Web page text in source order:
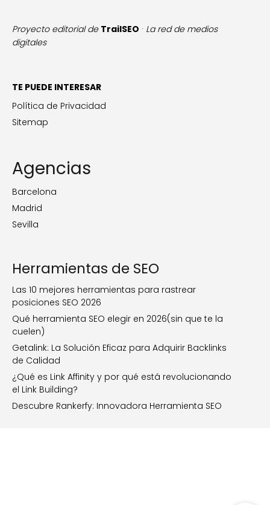
Proyecto editorial de TrailSEO · La red de medios
digitales
TE PUEDE INTERESAR
Política de Privacidad
Sitemap
Agencias
Barcelona
Madrid
Sevilla
Herramientas de SEO
Las 10 mejores herramientas para rastrear
posiciones SEO 2026
Qué herramienta SEO elegir en 2026(sin que te la
cuelen)
Getalink: La Solución Eficaz para Adquirir Backlinks
de Calidad
¿Qué es Link Affinity y por qué está revolucionando
el Link Building?
Descubre Rankerfy: Innovadora Herramienta SEO